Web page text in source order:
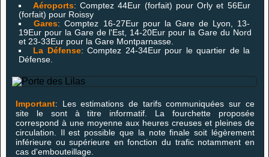
Aéroports: Comptez 44Eur (forfait) pour Orly et 56Eur
(forfait) pour Roissy
Gares: Comptez 16-27Eur pour la Gare de Lyon, 13-
19Eur pour la Gare de l'Est, 14-20Eur pour la Gare du Nord
et 23-33Eur pour la Gare Montparnasse.
La Défense: Comptez 24-34Eur pour le quartier de la
Défense.
Important: Les estimations de tarifs communiquées sur ce
site le sont à titre informatif. La fourchette proposée
correspond à une moyenne aux heures creuses et pleines de
circulation. Il est possible que la note finale soit légèrement
inférieure ou supérieure en fonction du trafic notamment en
cas d'embouteillage.